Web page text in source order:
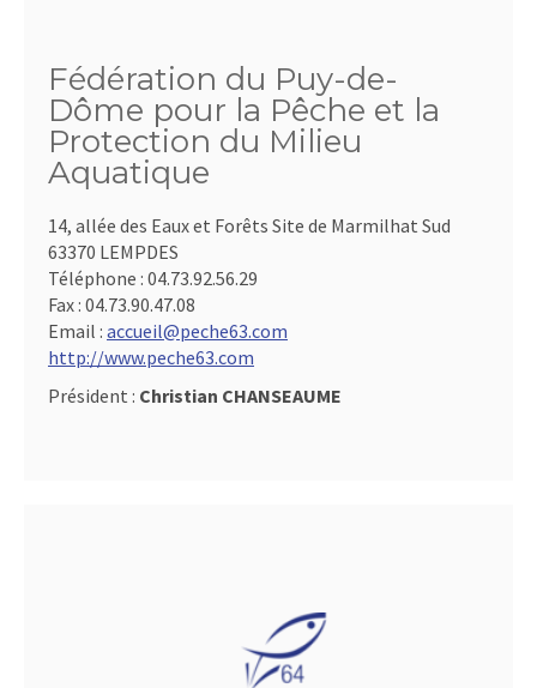
Fédération du Puy-de-
Dôme pour la Pêche et la
Protection du Milieu
Aquatique
14, allée des Eaux et Forêts Site de Marmilhat Sud
63370 LEMPDES
Téléphone : 04.73.92.56.29
Fax : 04.73.90.47.08
Email : accueil@peche63.com
http://www.peche63.com
Président : Christian CHANSEAUME